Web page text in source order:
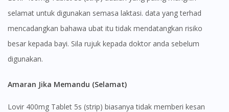
selamat untuk digunakan semasa laktasi. data yang terhad
mencadangkan bahawa ubat itu tidak mendatangkan risiko
besar kepada bayi. Sila rujuk kepada doktor anda sebelum
digunakan.
Amaran Jika Memandu (Selamat)
Lovir 400mg Tablet 5s (strip) biasanya tidak memberi kesan